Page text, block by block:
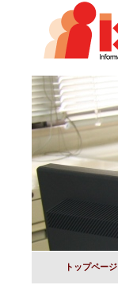
トップページ